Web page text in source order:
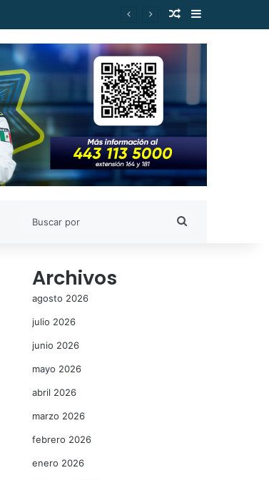
Publicación al
Barra lateral
Archivos
agosto 2026
julio 2026
junio 2026
mayo 2026
abril 2026
marzo 2026
febrero 2026
enero 2026